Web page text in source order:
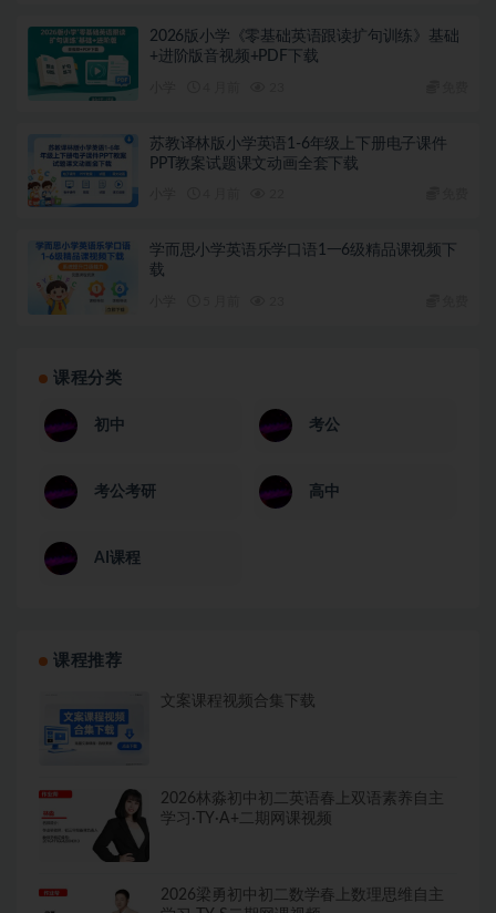
2026版小学《零基础英语跟读扩句训练》基础
+进阶版音视频+PDF下载
苏教译林版小学英语1-6年级上下册电子课件
PPT教案试题课文动画全套下载
学而思小学英语乐学口语1一6级精品课视频下
载
课程分类
初中 考公
考公考研 高中
AI课程
课程推荐
文案课程视频合集下载
2026林淼初中初二英语春上双语素养自主
学习·TY·A+二期网课视频
2026梁勇初中初二数学春上数理思维自主